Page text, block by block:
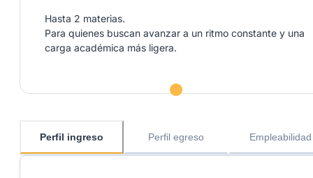
Hasta 2 materias.
Para quienes buscan avanzar a un ritmo constante y una
carga académica más ligera.
Perfil ingreso Perfil egreso Empleabilidad